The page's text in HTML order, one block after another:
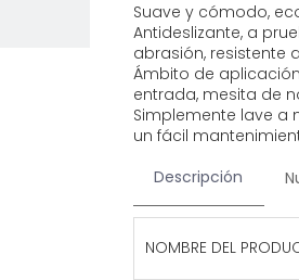
Suave y cómodo,
Antideslizante, a
abrasión, resistente
Ámbito de
entrada, mesita de
Simplemente lave
un fácil
Descripción
NOMBRE DEL